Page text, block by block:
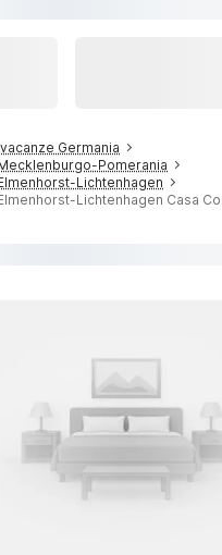
Germania
Pomerania
Lichtenhagen
Lichtenhagen Casa